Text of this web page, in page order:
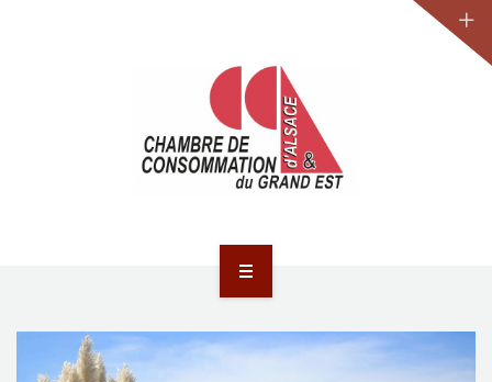
ACTUALITÉS